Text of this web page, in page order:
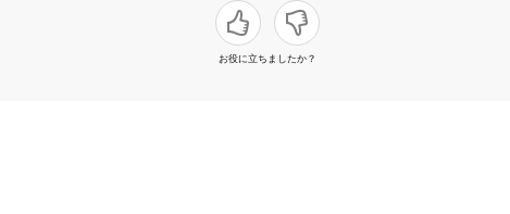
お役に立ちましたか？